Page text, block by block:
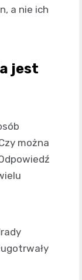
a nie ich
jest
można